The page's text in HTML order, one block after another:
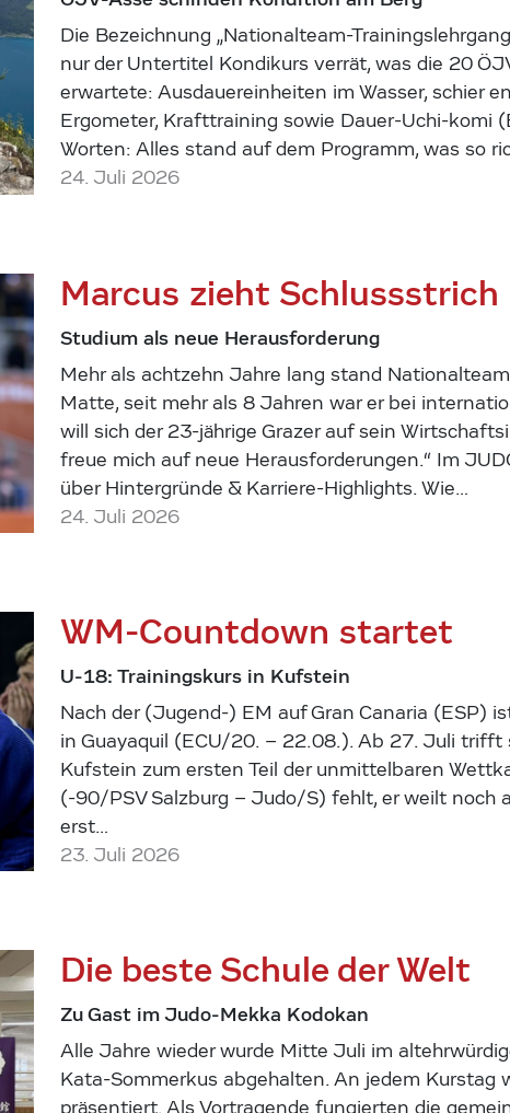
Die Bezeichnung „Nationalteam-
nur der Untertitel Kondikurs verrät, was die 20
erwartete: Ausdauereinheiten im Wasser, schier
Ergometer, Krafttraining sowie Dauer-Uchi-komi
Worten: Alles stand auf dem Programm, was so
24. Juli 2026
Marcus zieht Schlussstrich
Studium als neue Herausforderung
Mehr als achtzehn Jahre lang stand
Matte, seit mehr als 8 Jahren war er bei
will sich der 23-jährige Grazer auf sein
freue mich auf neue Herausforderungen.“ Im
über Hintergründe & Karriere-Highlights. Wie…
24. Juli 2026
WM-Countdown startet
U-18: Trainingskurs in Kufstein
Nach der (Jugend-) EM auf Gran Canaria (ESP)
in Guayaquil (ECU/20. – 22.08.). Ab 27. Juli trifft
Kufstein zum ersten Teil der unmittelbaren
(-90/PSV Salzburg – Judo/S) fehlt, er weilt noch
erst…
23. Juli 2026
Die beste Schule der Welt
Zu Gast im Judo-Mekka Kodokan
Alle Jahre wieder wurde Mitte Juli im
Kata-Sommerkus abgehalten. An jedem Kurstag
präsentiert. Als Vortragende fungierten die